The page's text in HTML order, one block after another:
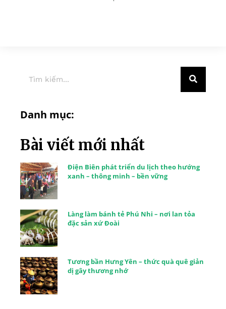
Danh mục:
Bài viết mới nhất
Điện Biên phát triển du lịch theo hướng
xanh – thông minh – bền vững
Làng làm bánh tẻ Phú Nhi – nơi lan tỏa
đặc sản xứ Đoài
Tương bần Hưng Yên – thức quà quê giản
dị gây thương nhớ